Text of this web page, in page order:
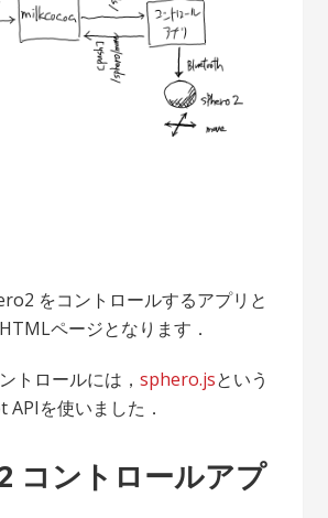
をコントロールするアプリと
ページとなります．
トロールには，sphero.jsという
を使いました．
コントロールアプ